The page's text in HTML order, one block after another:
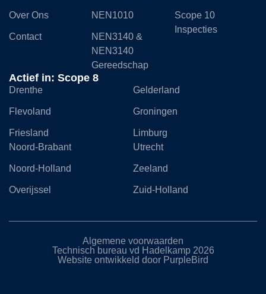
Over Ons
Contact
NEN1010
NEN3140 &
NEN3140
Gereedschap
Scope 10
Inspecties
Actief in: Scope 8
Drenthe
Flevoland
Friesland
Gelderland
Groningen
Limburg
Noord-Brabant
Noord-Holland
Overijssel
Utrecht
Zeeland
Zuid-Holland
Algemene voorwaarden
Technisch bureau vd Hadelkamp 2026
Website ontwikkeld door PurpleBird